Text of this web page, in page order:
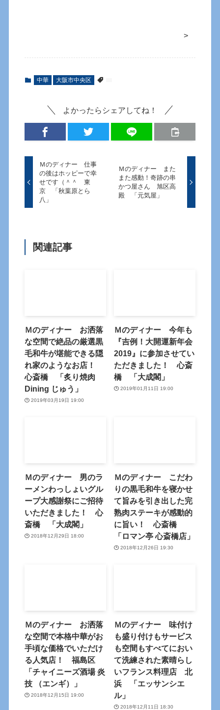
>
中華 大阪市中央区
よかったらシェアしてね！
Ｍのディナー 仕事
の後はホッピーで幸
せです（＾＾ 東
京 「秋葉原とら
八」
Ｍのディナー また
また感動！奇跡の串
かつ屋さん 旭区高
殿 「元気屋」
関連記事
Ｍのディナー お洒落
な空間で絶品の厳選黒
毛和牛が堪能できる隠
れ家のようなお店！
心斎橋 「炙り焼肉
Dining じゅう」
2019年03月19日 19:00
Ｍのディナー 今年も
『吉例！大開運新年会
2019』に参加させてい
ただきました！ 心斎
橋 「大成閣」
2019年01月11日 19:00
Ｍのディナー 男のラ
ーメンわっしょいグル
ープ大感謝祭にご招待
いただきました！ 心
斎橋 「大成閣」
2018年12月29日 18:00
Ｍのディナー こだわ
りの黒毛和牛を寝かせ
て旨みを引き出した完
熟肉ステーキが感動的
に旨い！ 心斎橋
「ロマン亭 心斎橋店」
2018年12月26日 19:30
Ｍのディナー お洒落
な空間で本格中華がお
手頃な価格でいただけ
る人気店！ 福島区
「チャイニーズ酒場 炎
技 （エンギ）」
2018年12月15日 19:00
Ｍのディナー 味付け
も盛り付けもサービス
も空間もすべてにおい
て洗練された素晴らし
いフランス料理店 北
浜 「エッサンシエ
ル」
2018年12月11日 18:30